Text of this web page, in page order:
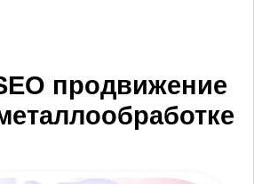
продвижение